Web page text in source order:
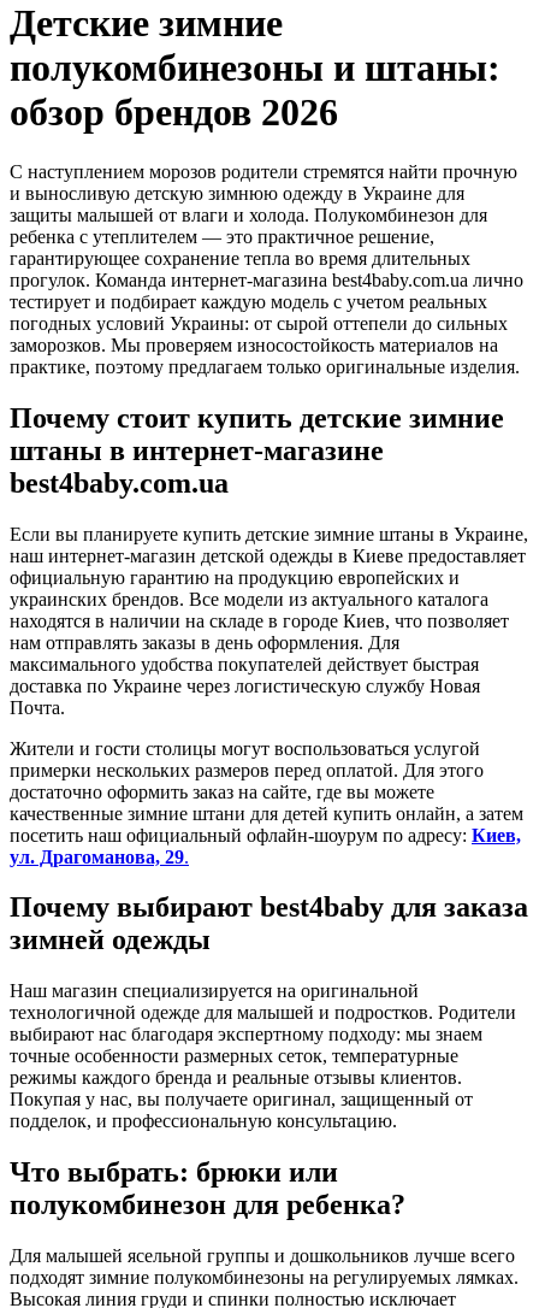
Детские зимние
полукомбинезоны и штаны:
обзор брендов 2026
С наступлением морозов родители стремятся найти прочную
и выносливую детскую зимнюю одежду в Украине для
защиты малышей от влаги и холода. Полукомбинезон для
ребенка с утеплителем — это практичное решение,
гарантирующее сохранение тепла во время длительных
прогулок. Команда интернет-магазина best4baby.com.ua лично
тестирует и подбирает каждую модель с учетом реальных
погодных условий Украины: от сырой оттепели до сильных
заморозков. Мы проверяем износостойкость материалов на
практике, поэтому предлагаем только оригинальные изделия.
Почему стоит купить детские зимние
штаны в интернет-магазине
best4baby.com.ua
Если вы планируете купить детские зимние штаны в Украине,
наш интернет-магазин детской одежды в Киеве предоставляет
официальную гарантию на продукцию европейских и
украинских брендов. Все модели из актуального каталога
находятся в наличии на складе в городе Киев, что позволяет
нам отправлять заказы в день оформления. Для
максимального удобства покупателей действует быстрая
доставка по Украине через логистическую службу Новая
Почта.
Жители и гости столицы могут воспользоваться услугой
примерки нескольких размеров перед оплатой. Для этого
достаточно оформить заказ на сайте, где вы можете
качественные зимние штани для детей купить онлайн, а затем
посетить наш официальный офлайн-шоурум по адресу: Киев,
ул. Драгоманова, 29.
Почему выбирают best4baby для заказа
зимней одежды
Наш магазин специализируется на оригинальной
технологичной одежде для малышей и подростков. Родители
выбирают нас благодаря экспертному подходу: мы знаем
точные особенности размерных сеток, температурные
режимы каждого бренда и реальные отзывы клиентов.
Покупая у нас, вы получаете оригинал, защищенный от
подделок, и профессиональную консультацию.
Что выбрать: брюки или
полукомбинезон для ребенка?
Для малышей ясельной группы и дошкольников лучше всего
подходят зимние полукомбинезоны на регулируемых лямках.
Высокая линия груди и спинки полностью исключает